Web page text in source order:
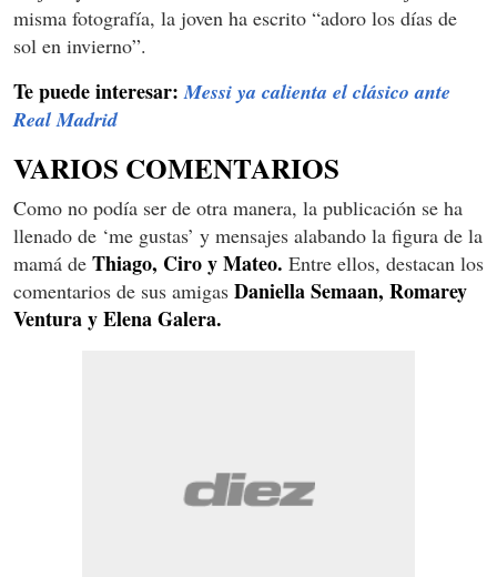
misma fotografía, la joven ha escrito “adoro los días de
sol en invierno”.
Te puede interesar:Messi ya calienta el clásico ante
Real Madrid
VARIOS COMENTARIOS
Como no podía ser de otra manera, la publicación se ha
llenado de ‘me gustas’ y mensajes alabando la figura de la
mamá de Thiago, Ciro y Mateo. Entre ellos, destacan los
comentarios de sus amigas Daniella Semaan, Romarey
Ventura y Elena Galera.